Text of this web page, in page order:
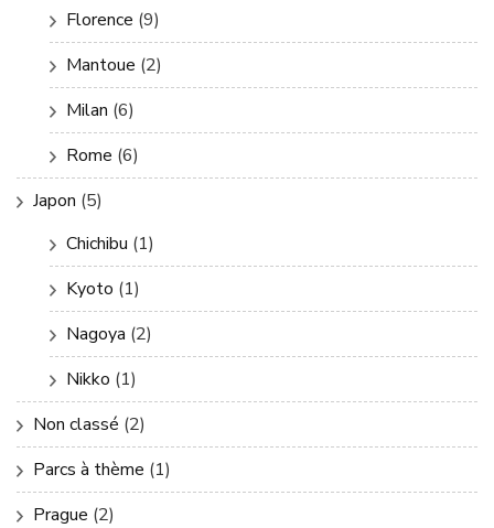
Florence (9)
Mantoue (2)
Milan (6)
Rome (6)
Japon (5)
Chichibu (1)
Kyoto (1)
Nagoya (2)
Nikko (1)
Non classé (2)
Parcs à thème (1)
Prague (2)